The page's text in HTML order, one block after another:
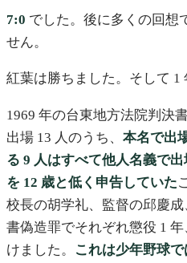
7:0 でした。後に多くの回想
せん。
紅葉は勝ちました。そして 1
1969 年の台東地方法院判決
出場 13 人のうち、 本名で出
る 9 人はすべて他人名義で
を 12 歳と低く申告していた
校長の胡学礼、監督の邱慶
書偽造罪でそれぞれ懲役 1
けました。
これは少年野球